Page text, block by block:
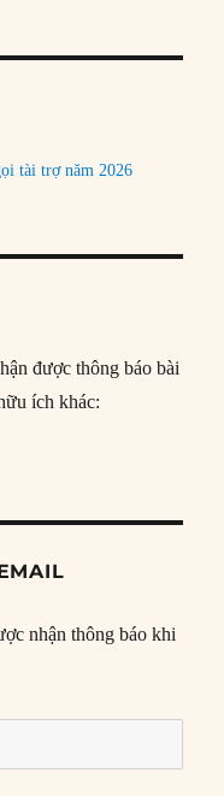
tài trợ năm 2026
được thông báo bài
ích khác:
nhận thông báo khi